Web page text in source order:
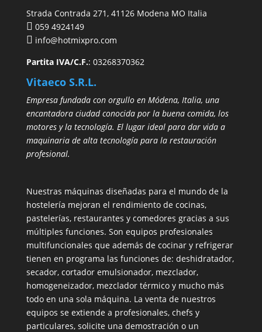
Strada Contrada 271, 41126 Modena MO Italia
059 4924149
info@hotmixpro.com
Partita IVA/C.F.: 03268370362
Vitaeco S.R.L.
Empresa fundada con orgullo en Módena, Italia, una
encantadora ciudad conocida por la buena comida, los
motores y la tecnología. El lugar ideal para dar vida a
maquinaria de alta tecnología para la restauración
profesional.
Nuestras máquinas diseñadas para el mundo de la
hostelería mejoran el rendimiento de cocinas,
pastelerías, restaurantes y comedores gracias a sus
múltiples funciones. Son equipos profesionales
multifuncionales que además de cocinar y refrigerar
tienen en programa las funciones de: deshidratador,
secador, cortador emulsionador, mezclador,
homogeneizador, mezclador térmico y mucho más
todo en una sola máquina. La venta de nuestros
equipos se extiende a profesionales, chefs y
particulares, solicite una demostración o un